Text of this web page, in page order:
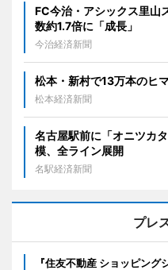
FC今治・アシックス里
数約1.7倍に「成長」
今治経済新聞
松本・新村で13万本のヒ
松本経済新聞
名古屋駅前に「オニツカ
模、全ライン展開
名駅経済新聞
プレ
『住友不動産 ショッピン